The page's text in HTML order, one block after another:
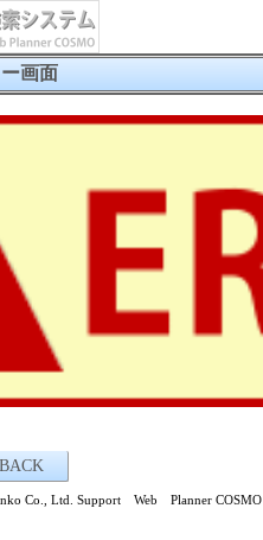
画面
BACK
Co., Ltd. Support Web Planner COSMO